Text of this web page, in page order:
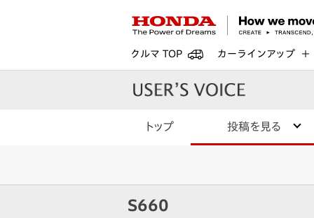
クルマ TOP カーラインアップ
トップ 投稿を見る
S660